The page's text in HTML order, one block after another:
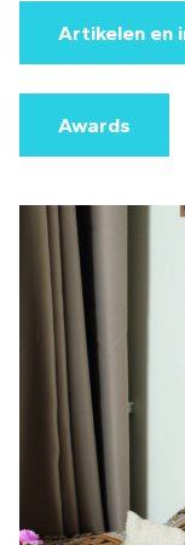
Artikelen en
Awards